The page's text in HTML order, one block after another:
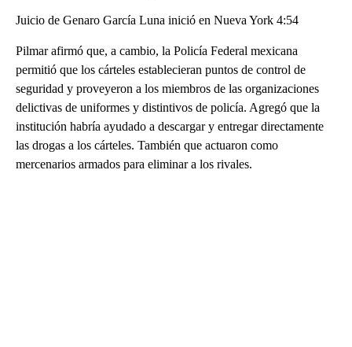
Juicio de Genaro García Luna inició en Nueva York 4:54
Pilmar afirmó que, a cambio, la Policía Federal mexicana
permitió que los cárteles establecieran puntos de control de
seguridad y proveyeron a los miembros de las organizaciones
delictivas de uniformes y distintivos de policía. Agregó que la
institución habría ayudado a descargar y entregar directamente
las drogas a los cárteles. También que actuaron como
mercenarios armados para eliminar a los rivales.